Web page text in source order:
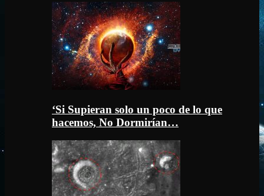
‘Si Supieran solo un poco de lo que
hacemos, No Dormirían…